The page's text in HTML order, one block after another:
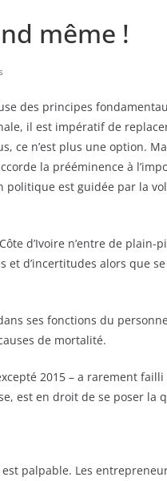
même !
des principes
il est impératif de
ce n’est plus une option.
la prééminence à
politique est guidée par la
d’Ivoire n’entre de plain-
et d’incertitudes alors que
ses fonctions du
de mortalité.
2015 – a rarement
est en droit de se poser la
est palpable. Les